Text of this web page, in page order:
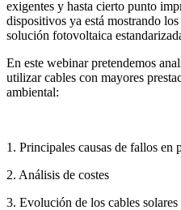
exigentes y hasta cierto punto
dispositivos ya está mostrando
solución fotovoltaica
En este webinar pretendemos
utilizar cables con mayores
ambiental:
1. Principales causas de fallos en
2. Análisis de costes
3. Evolución de los cables